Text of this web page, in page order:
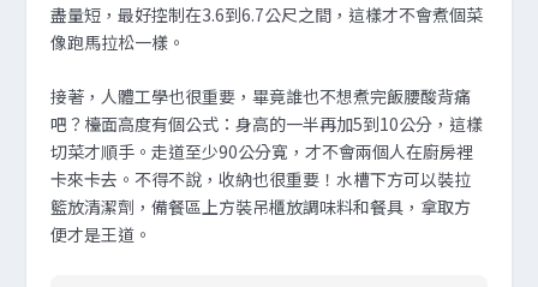
盡量短，最好控制在3.6到6.7公尺之間，這樣才不會煮個菜
像跑馬拉松一樣。
接著，人體工學也很重要，畢竟誰也不想煮完飯腰酸背痛
吧？檯面高度有個公式：身高的一半再加5到10公分，這樣
切菜才順手。走道至少90公分寬，才不會兩個人在廚房裡
卡來卡去。不得不說，收納也很重要！水槽下方可以裝拉
籃放清潔劑，備餐區上方裝吊櫃放調味料和餐具，拿取方
便才是王道。